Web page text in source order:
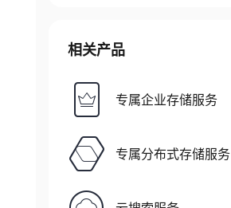
相关产品
专属企业存储服务
专属分布式存储服务